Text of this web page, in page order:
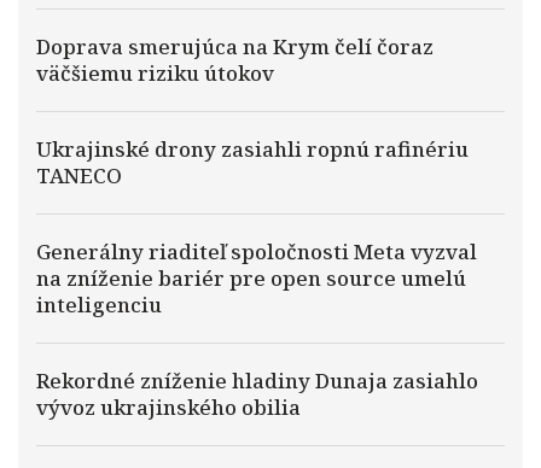
Doprava smerujúca na Krym čelí čoraz
väčšiemu riziku útokov
Ukrajinské drony zasiahli ropnú rafinériu
TANECO
Generálny riaditeľ spoločnosti Meta vyzval
na zníženie bariér pre open source umelú
inteligenciu
Rekordné zníženie hladiny Dunaja zasiahlo
vývoz ukrajinského obilia